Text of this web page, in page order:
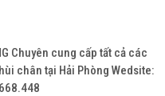
Chuyên cung cấp tất cả các
chân tại Hải Phòng Wedsite: